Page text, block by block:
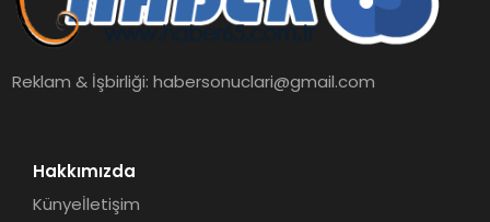
Reklam & İşbirliği:habersonuclari@gmail.com
Hakkımızda
Künyeİletişim